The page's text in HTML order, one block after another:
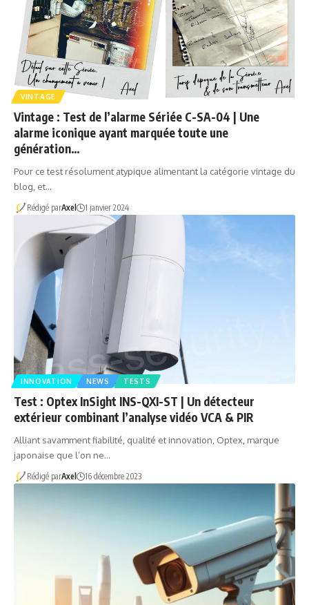
VINTAGE
Vintage : Test de l’alarme Sériée C-SA-04 | Une
alarme iconique ayant marquée toute une
génération…
Pour ce test résolument atypique alimentant la catégorie vintage du
blog, et…
Rédigé parAxel 1 janvier 2024
INNOVATION NEWS TESTS
Test : Optex InSight INS-QXI-ST | Un détecteur
extérieur combinant l’analyse vidéo VCA & PIR
Alliant savamment fiabilité, qualité et innovation, Optex, marque
japonaise que l’on ne…
Rédigé parAxel 16 décembre 2023